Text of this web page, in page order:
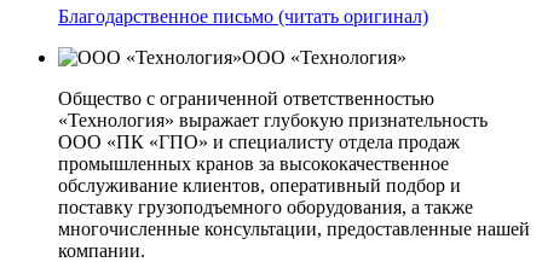
Благодарственное письмо (читать оригинал)
ООО «Технология»
Общество с ограниченной ответственностью
«Технология» выражает глубокую признательность
ООО «ПК «ГПО» и специалисту отдела продаж
промышленных кранов за высококачественное
обслуживание клиентов, оперативный подбор и
поставку грузоподъемного оборудования, а также
многочисленные консультации, предоставленные нашей
компании.